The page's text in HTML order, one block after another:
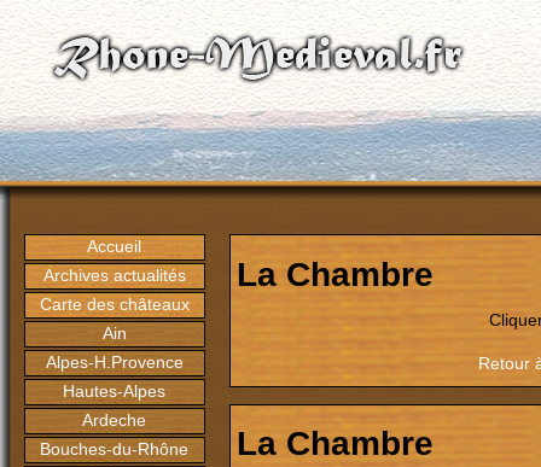
Accueil
Archives actualités
Carte des châteaux
Ain
Alpes-H.Provence
Hautes-Alpes
Ardeche
Bouches-du-Rhône
La Chambre
Retour
La Chambre